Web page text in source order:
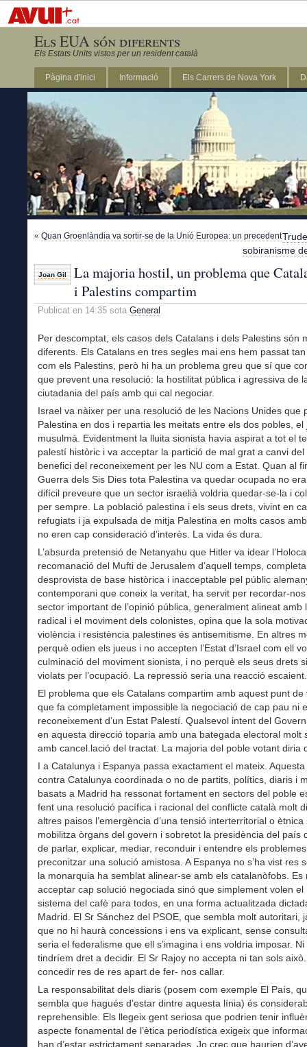
Els EUA són diferents
Els Estats Units vistos per un resident català
Pàgina d'inici Informació Els Carrers de Nova York
« Quan Groenlàndia va sortir-se de la Unió Europea: un precedent
sobiranisme
Joan Gil
La majoria hostil, un problema que
i Palestins compartim
Publicat en 14:35 sota General
Per descomptat, els casos dels Catalans i dels Palestins són
diferents. Els Catalans en tres segles mai ens hem passat
com els Palestins, però hi ha un problema greu que sí que
que prevent una resolució: la hostilitat pública i agressiva de
ciutadania del país amb qui cal negociar.
Israel va nàixer per una resolució de les Nacions Unides que
Palestina en dos i repartia les meitats entre els dos pobles, el
musulmà. Evidentment la lluita sionista havia aspirat a tot el
palestí històric i va acceptar la partició de mal grat a canvi del
benefici del reconeixement per les NU com a Estat. Quan al
Guerra dels Sis Dies tota Palestina va quedar ocupada no
difícil preveure que un sector israelià voldria quedar-se-la i
per sempre. La població palestina i els seus drets, vivint en
refugiats i ja expulsada de mitja Palestina en molts casos
no eren cap consideració d’interès. La vida és dura.
L’absurda pretensió de Netanyahu que Hitler va idear
recomanació del Mufti de Jerusalem d’aquell temps,
desprovista de base històrica i inacceptable pel públic
contemporani que coneix la veritat, ha servit per recordar-
sector important de l’opinió pública, generalment alineat amb
radical i el moviment dels colonistes, opina que la sola
violència i resistència palestines és antisemitisme. En altres
perquè odien els jueus i no accepten l’Estat d’Israel com ell
culminació del moviment sionista, i no perquè els seus drets
violats per l’ocupació. La repressió seria una reacció escaient.
El problema que els Catalans compartim amb aquest punt de
que fa completament impossible la negociació de cap pau ni
reconeixement d’un Estat Palestí. Qualsevol intent del
en aquesta direcció toparia amb una bategada electoral molt
amb cancel.lació del tractat. La majoria del poble votant diria
I a Catalunya i Espanya passa exactament el mateix.
contra Catalunya coordinada o no de partits, polítics, diaris i
basats a Madrid ha ressonat fortament en sectors del poble
fent una resolució pacífica i racional del conflicte català molt
altres paisos l’emergència d’una tensió interterritorial o ètnica
mobilitza òrgans del govern i sobretot la presidència del país
de parlar, explicar, mediar, reconduir i entendre els
preconitzar una solució amistosa. A Espanya no s’ha vist res
la monarquia ha semblat alinear-se amb els catalanòfobs. Es
acceptar cap solució negociada sinó que simplement volen el
sistema del cafè para todos, en una forma actualitzada
Madrid. El Sr Sánchez del PSOE, que sembla molt autoritari,
que no hi haurà concessions i ens va explicant, sense
seria el federalisme que ell s’imagina i ens voldria imposar. Ni
tindríem dret a decidir. El Sr Rajoy no accepta ni tan sols
concedir res de res apart de fer- nos callar.
La responsabilitat dels diaris (posem com exemple El País,
sembla que hagués d’estar dintre aquesta línia) és
reprehensible. Els llegeix gent seriosa que podrien tenir
aspecte fonamental de l’ètica periodística exigeix que
han d’estar estrictament separades. Jo crec que haurien